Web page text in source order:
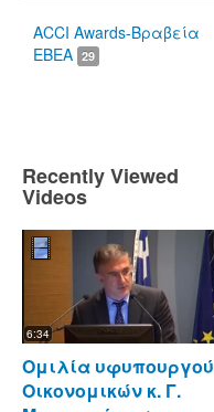
ACCI Awards-Βραβεία
ΕΒΕΑ 29
Recently Viewed
Videos
6:34
Ομιλία υφυπουργού
Οικονομικών κ. Γ.